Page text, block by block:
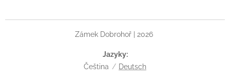
Zámek Dobrohoř | 2026
Jazyky
Čeština
Deutsch